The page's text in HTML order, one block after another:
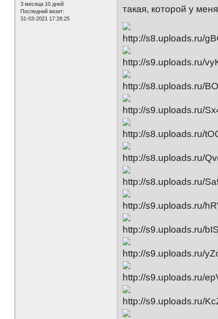
3 месяца 10 дней
Последний визит:
31-03-2021 17:28:25
такая, которой у